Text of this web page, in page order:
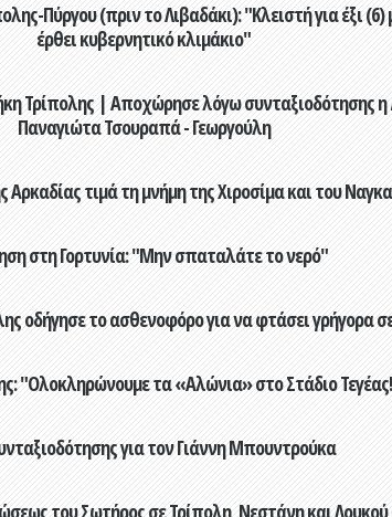
Πύργου (πριν το Λιβαδάκι): "Κλειστή για έξι
έρθει κυβερνητικό κλιμάκιο"
Τρίπολης | Αποχώρησε λόγω συνταξιοδότησης η
Παναγιώτα Τσουραπά - Γεωργούλη
Αρκαδίας τιμά τη μνήμη της Χιροσίμα και του
στη Γορτυνία: "Μην σπαταλάτε το νερό"
οδήγησε το ασθενοφόρο για να φτάσει γρήγορα
"Ολοκληρώνουμε τα «Αλώνια» στο Στάδιο
για τον Γιάννη Μπουντρούκα
του Σωτήρος σε Τρίπολη, Νεστάνη και Λουκού